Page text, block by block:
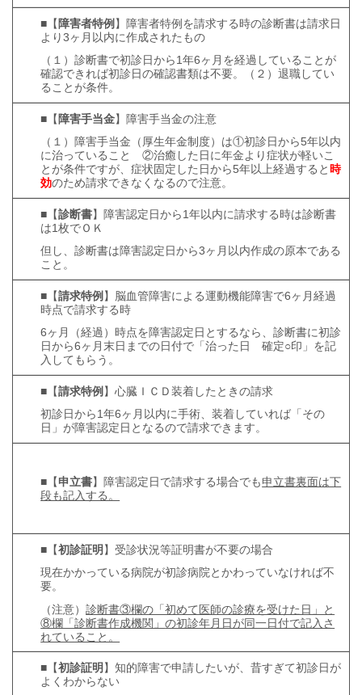
■【 障害者特例 】障害者特例を請求する時の診断書は請求日
より3ヶ月以内に作成されたもの
（１）診断書で初診日から1年6ヶ月を経過していることが
確認できれば初診日の確認書類は不要。（２）退職してい
ることが条件。
■【 障害手当金】障害手当金の注意
（１）障害手当金（厚生年金制度）は①初診日から5年以内
に治っていること ②治癒した日に年金より症状が軽いこ
とが条件ですが、症状固定した日から5年以上経過すると 時
効のため請求できなくなるので注意。
■【診断書】障害認定日から1年以内に請求する時は診断書
は1枚でＯＫ
但し、診断書は障害認定日から3ヶ月以内作成の原本である
こと。
■【請求特例 】脳血管障害による運動機能障害で6ヶ月経過
時点で請求する時
6ヶ月（経過）時点を障害認定日とするなら、診断書に初診
日から6ヶ月末日までの日付で「治った日 確定○印」を記
入してもらう。
■【請求特例 】心臓ＩＣＤ装着したときの請求
初診日から1年6ヶ月以内に手術、装着していれば「その
日」が障害認定日となるので請求できます。
■【申立書】障害認定日で請求する場合でも申立書裏面は下
段も記入する。
■【初診証明 】受診状況等証明書が不要の場合
現在かかっている病院が初診病院とかわっていなければ不
要。
（注意）診断書③欄の「初めて医師の診療を受けた日」と
⑧欄「診断書作成機関」の初診年月日が同一日付で記入さ
れていること。
■【初診証明 】知的障害で申請したいが、昔すぎて初診日が
よくわからない